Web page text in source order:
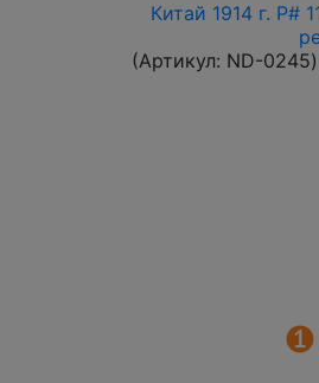
Китай 1914 г. P#
(Артикул: ND-0245)